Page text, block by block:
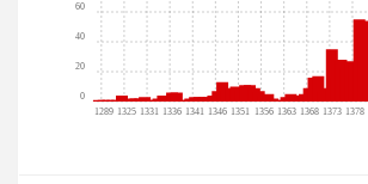
1289 1325 1331 1336 1341 1346 1351 1356 1363 1368 1373 1378
0
20
40
60